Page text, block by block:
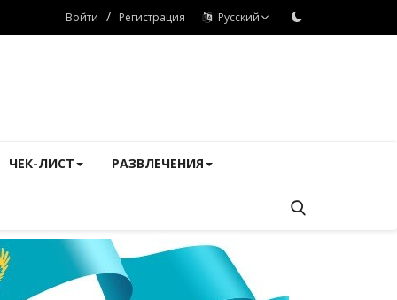
Войти / Регистрация Русский
ЧЕК-ЛИСТ РАЗВЛЕЧЕНИЯ